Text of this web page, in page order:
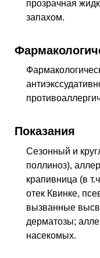
прозрачная
запахом.
Показания
Сезонный и
поллиноз),
крапивница (в
отек Квинке,
вызванные
дерматозы;
насекомых.